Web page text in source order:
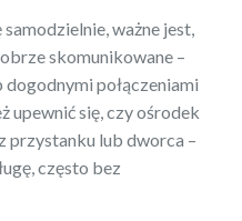
ważne jest,
skomunikowane –
połączeniami
upewnić się, czy ośrodek
przystanku lub dworca –
często bez